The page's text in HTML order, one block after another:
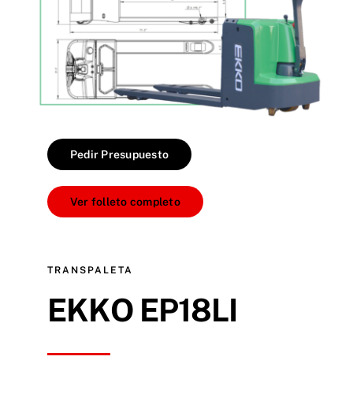
TRANSPALETA
EKKO EP18LI
Pedir Presupuesto
Ver folleto completo